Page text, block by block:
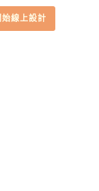
始
價
前
價
始線上設計